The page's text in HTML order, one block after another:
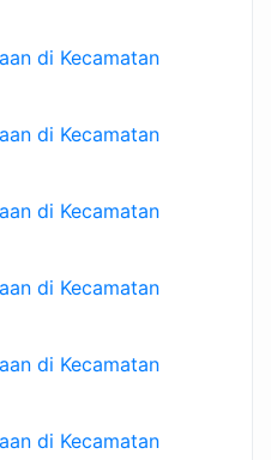
di Kecamatan
di Kecamatan
di Kecamatan
di Kecamatan
di Kecamatan
di Kecamatan